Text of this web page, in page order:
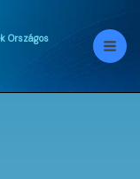
Országos